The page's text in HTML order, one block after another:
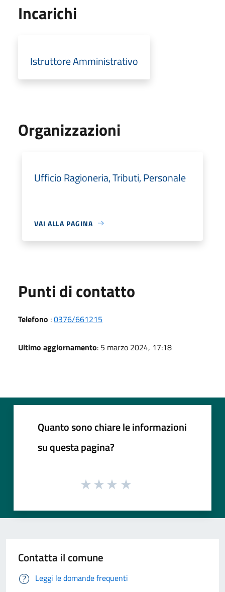
Incarichi
Istruttore Amministrativo
Organizzazioni
Ufficio Ragioneria, Tributi, Personale
VAI ALLA PAGINA
Punti di contatto
Telefono :0376/661215
Ultimo aggiornamento: 5 marzo 2024, 17:18
Quanto sono chiare le informazioni
su questa pagina?
Contatta il comune
Leggi le domande frequenti